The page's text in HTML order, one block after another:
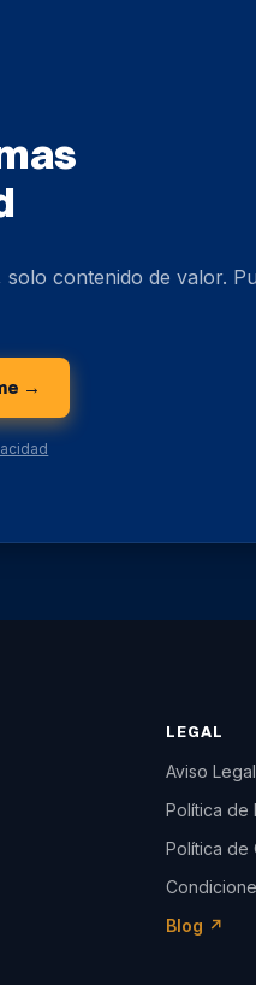
contenido de valor.
→
LEGAL
Aviso Legal
Política de
Política de
Blog ↗